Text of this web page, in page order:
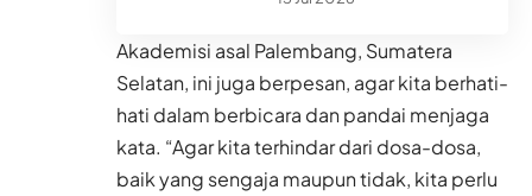
Akademisi asal Palembang, Sumatera
Selatan, ini juga berpesan, agar kita berhati-
hati dalam berbicara dan pandai menjaga
kata. “Agar kita terhindar dari dosa-dosa,
baik yang sengaja maupun tidak, kita perlu